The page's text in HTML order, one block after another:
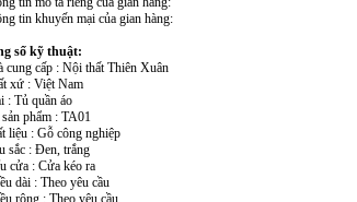
tin khuyến mại của gian hàng:
số kỹ thuật:
cung cấp : Nội thất Thiên Xuân
xứ : Việt Nam
: Tủ quần áo
phẩm : TA01
liệu : Gỗ công nghiệp
sắc : Đen, trắng
cửa : Cửa kéo ra
dài : Theo yêu cầu
rộng : Theo yêu cầu